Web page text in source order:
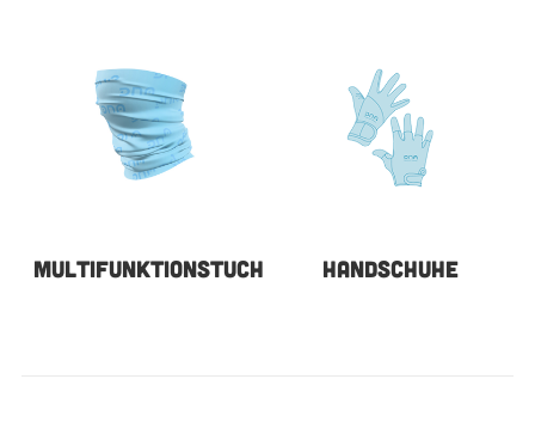
MULTIFUNKTIONSTUCH HANDSCHUHE